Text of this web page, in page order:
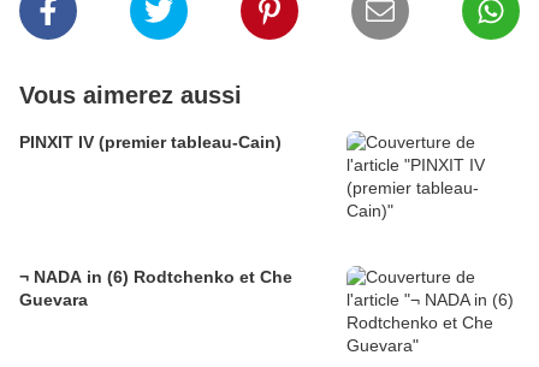
Vous aimerez aussi
PINXIT IV (premier tableau-Cain)
¬ NADA in (6) Rodtchenko et Che
Guevara